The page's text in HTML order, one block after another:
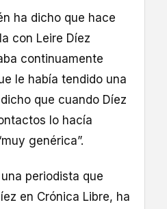
ha dicho que hace
con Leire Díez
continuamente
le había tendido una
que cuando Díez
lo hacía
genérica”.
periodista que
en Crónica Libre, ha